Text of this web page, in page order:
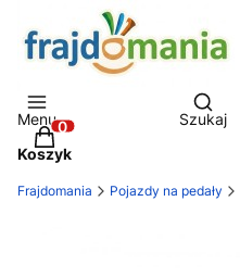
Menu Szukaj
Produkty w koszyku: 0.
Koszyk
Frajdomania Pojazdy na pedały